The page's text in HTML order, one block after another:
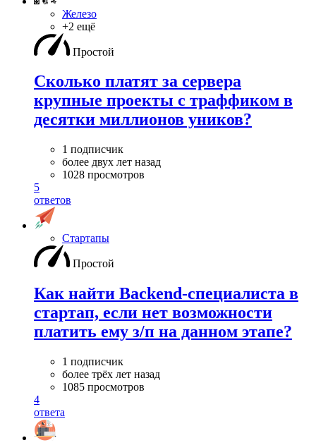
Железо
+2 ещё
Простой
Сколько платят за сервера
крупные проекты с траффиком в
десятки миллионов уников?
1 подписчик
более двух лет назад
1028 просмотров
5
ответов
Стартапы
Простой
Как найти Backend-специалиста в
стартап, если нет возможности
платить ему з/п на данном этапе?
1 подписчик
более трёх лет назад
1085 просмотров
4
ответа